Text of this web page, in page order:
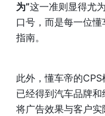
为”这一准则显得尤
口号，而是每一位
指南。
此外，懂车帝的
已经得到汽车品牌
将广告效果与客户